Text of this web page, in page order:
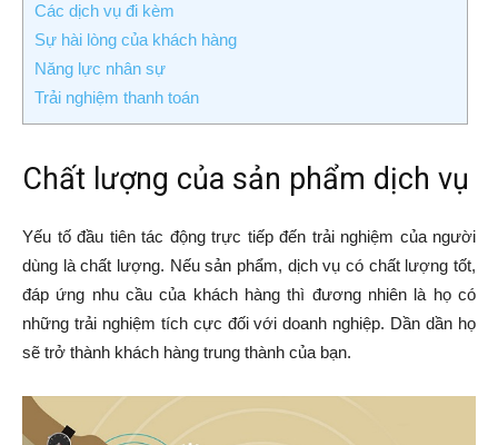
Các dịch vụ đi kèm
Sự hài lòng của khách hàng
Năng lực nhân sự
Trải nghiệm thanh toán
Chất lượng của sản phẩm dịch vụ
Yếu tố đầu tiên tác động trực tiếp đến trải nghiệm của người
dùng là chất lượng. Nếu sản phẩm, dịch vụ có chất lượng tốt,
đáp ứng nhu cầu của khách hàng thì đương nhiên là họ có
những trải nghiệm tích cực đối với doanh nghiệp. Dần dần họ
sẽ trở thành khách hàng trung thành của bạn.